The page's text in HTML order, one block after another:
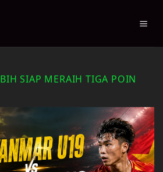
SIAP MERAIH TIGA POIN